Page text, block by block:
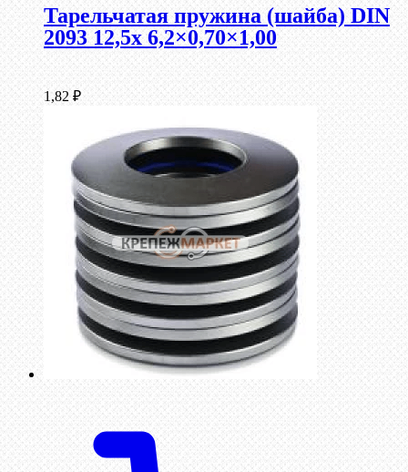
Тарельчатая пружина (шайба) DIN
2093 12,5x 6,2×0,70×1,00
1,82 ₽